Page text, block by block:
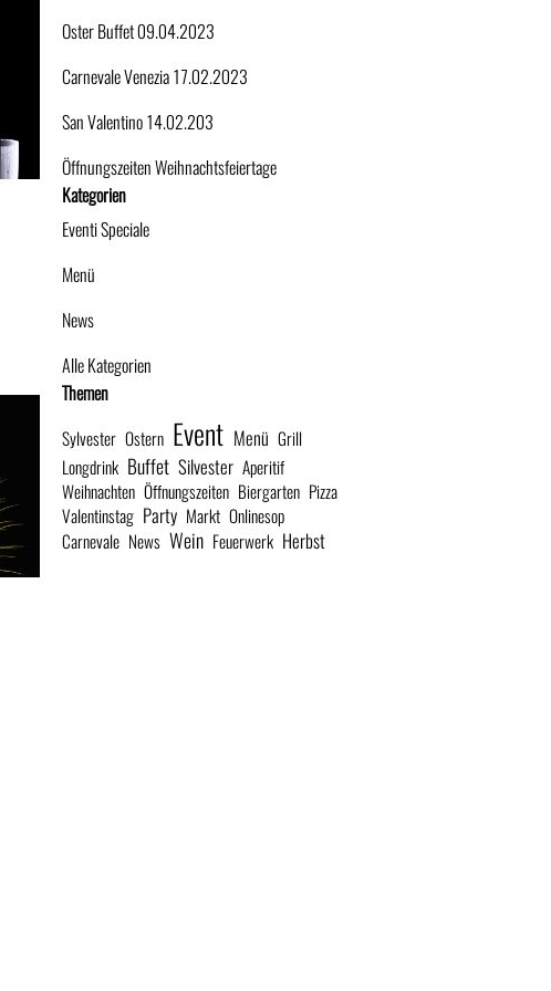
Oster Buffet 09.04.2023
Carnevale Venezia 17.02.2023
San Valentino 14.02.203
Öffnungszeiten Weihnachtsfeiertage
Block überspringen Kategorien
Kategorien
Eventi Speciale
Menü
News
Alle Kategorien
Block überspringen Themen
Themen
Sylvester Ostern Event Menü Grill
Longdrink Buffet Silvester Aperitif
Weihnachten Öffnungszeiten Biergarten Pizza
Valentinstag Party Markt Onlinesop
Carnevale News Wein Feuerwerk Herbst